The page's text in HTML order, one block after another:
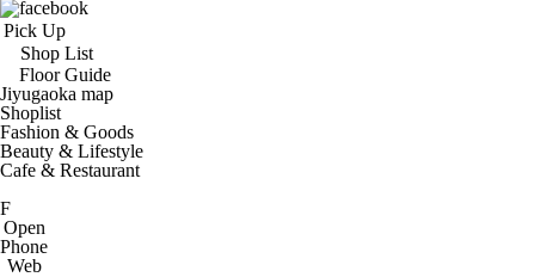
Pick Up
Shop List
Floor Guide
Jiyugaoka map
Shoplist
Fashion & Goods
Beauty & Lifestyle
Cafe & Restaurant
F
Open
Phone
Web